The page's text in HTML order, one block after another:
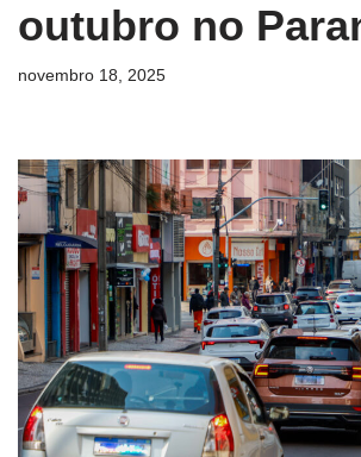
outubro no
novembro 18, 2025